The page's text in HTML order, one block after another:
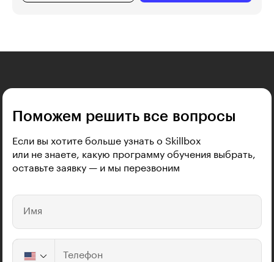
Поможем решить все вопросы
Если вы хотите больше узнать о Skillbox
или не знаете, какую программу обучения выбрать,
оставьте заявку — и мы перезвоним
Имя
Телефон